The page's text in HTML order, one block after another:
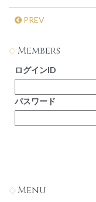
PREV
Members
ログインID
パスワード
Menu